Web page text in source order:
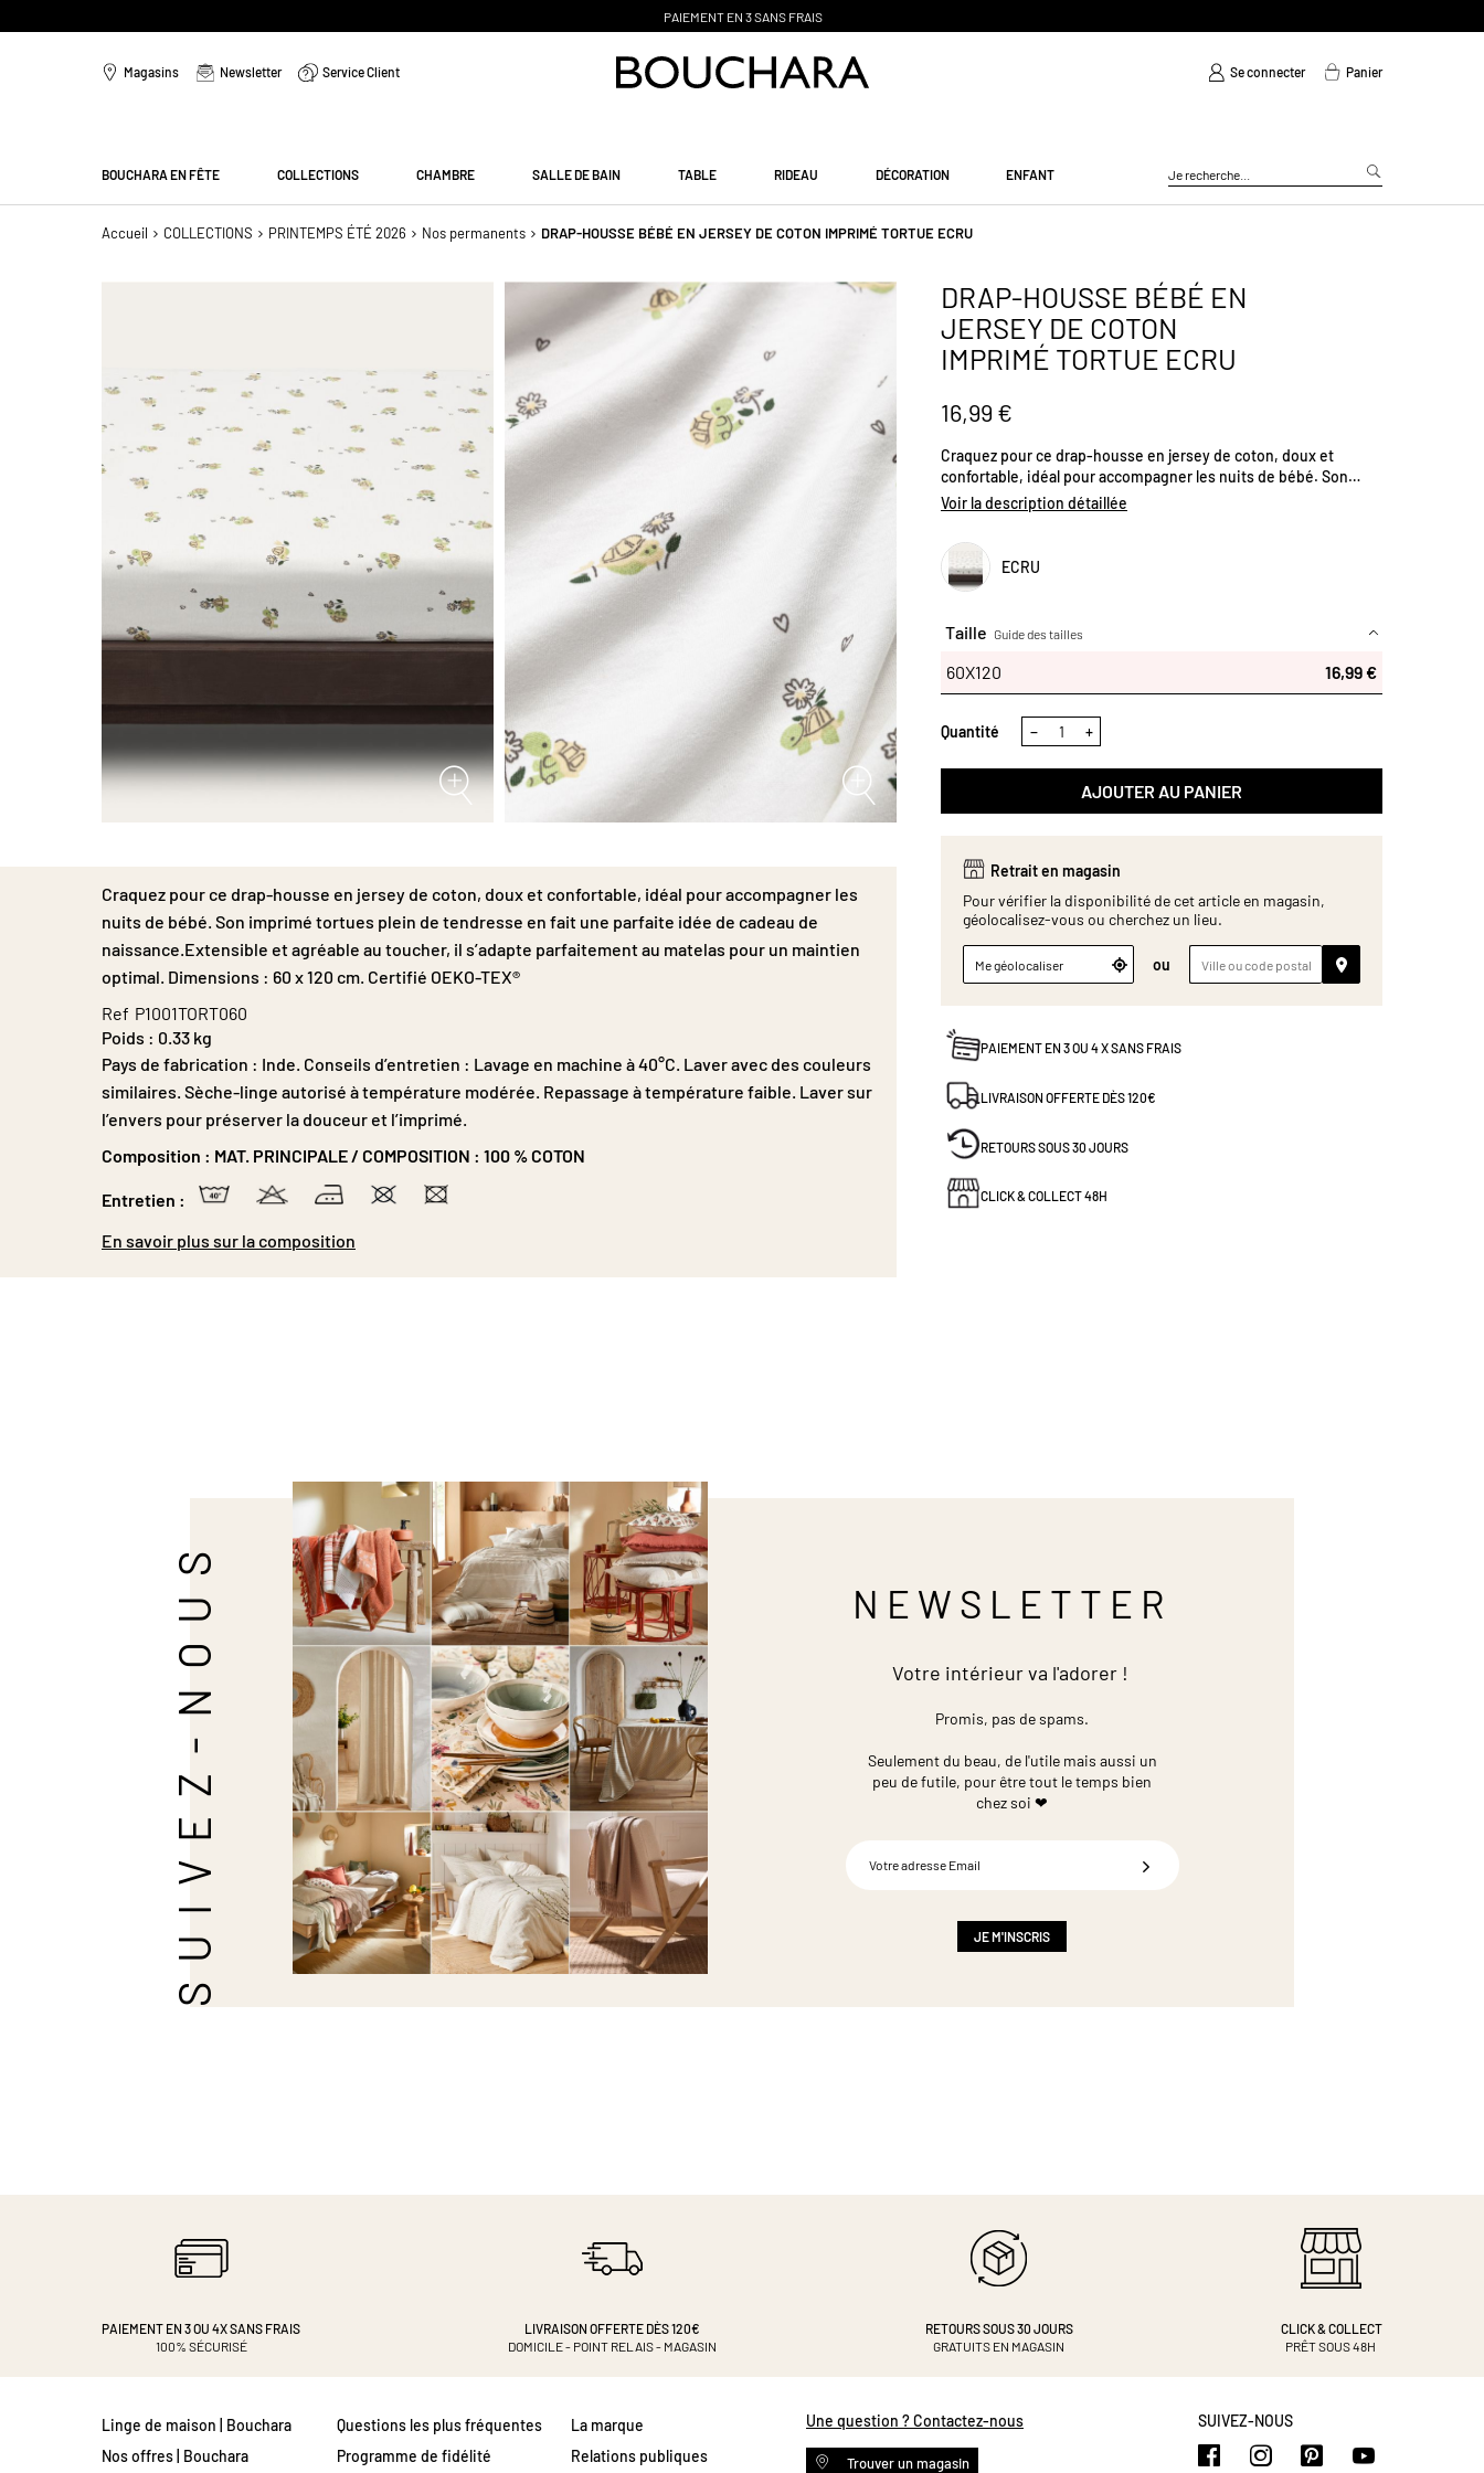
PAIEMENT EN 3 SANS FRAIS
Magasins Newsletter Service Client Se connecter Panier
BOUCHARA EN FÊTE COLLECTIONS CHAMBRE SALLE DE BAIN TABLE RIDEAU DÉCORATION ENFANT
Accueil COLLECTIONS PRINTEMPS ÉTÉ 2026 Nos permanents DRAP-HOUSSE BÉBÉ EN JERSEY DE COTON IMPRIMÉ TORTUE ECRU
la
d’images
de
la
d’images
DRAP-HOUSSE BÉBÉ EN
JERSEY DE COTON
IMPRIMÉ TORTUE ECRU
16,99 €
Craquez pour ce drap-housse en jersey de coton, doux et
confortable, idéal pour accompagner les nuits de bébé. Son
imprimé tortues plein de tendresse en fait une parfaite idée de
cadeau de naissance.Extensible et agréable au toucher, il
s’adapte parfaitement au matelas pour un maintien optimal.
Dimensions : 60 x 120 cm. Certifié OEKO-TEX®
Voir la description détaillée
ECRU
Taille Guide des tailles
60X120 16,99 €
Quantité − +
AJOUTER AU PANIER
Retrait en magasin
Pour vérifier la disponibilité de cet article en magasin,
géolocalisez-vous ou cherchez un lieu.
Me géolocaliser ou
PAIEMENT EN 3 OU 4 X SANS FRAIS
LIVRAISON OFFERTE DÈS 120€
RETOURS SOUS 30 JOURS
CLICK & COLLECT 48H
Craquez pour ce drap-housse en jersey de coton, doux et confortable, idéal pour accompagner les
nuits de bébé. Son imprimé tortues plein de tendresse en fait une parfaite idée de cadeau de
naissance.Extensible et agréable au toucher, il s’adapte parfaitement au matelas pour un maintien
optimal. Dimensions : 60 x 120 cm. Certifié OEKO-TEX®
Ref P1001TORT060
Poids : 0.33 kg
Pays de fabrication : Inde. Conseils d’entretien : Lavage en machine à 40°C. Laver avec des couleurs
similaires. Sèche-linge autorisé à température modérée. Repassage à température faible. Laver sur
l’envers pour préserver la douceur et l’imprimé.
Composition : MAT. PRINCIPALE / COMPOSITION : 100 % COTON
Entretien :
En savoir plus sur la composition
SUIVEZ-NOUS NEWSLETTER
Votre intérieur va l'adorer !
Promis, pas de spams.
Seulement du beau, de l'utile mais aussi un
peu de futile, pour être tout le temps bien
chez soi ❤
JE M'INSCRIS
PAIEMENT EN 3 OU 4XSANS FRAIS
100% SÉCURISÉ
LIVRAISON OFFERTE DÈS 120€
DOMICILE - POINT RELAIS - MAGASIN
RETOURS SOUS 30 JOURS
GRATUITS EN MAGASIN
CLICK & COLLECT
PRÊT SOUS 48H
Une question ? Contactez-nous
Trouver un magasin
Linge de maison | Bouchara
Nos offres | Bouchara
Questions les plus fréquentes
Programme de fidélité
La marque
Relations publiques
SUIVEZ-NOUS
https://https://https://https://